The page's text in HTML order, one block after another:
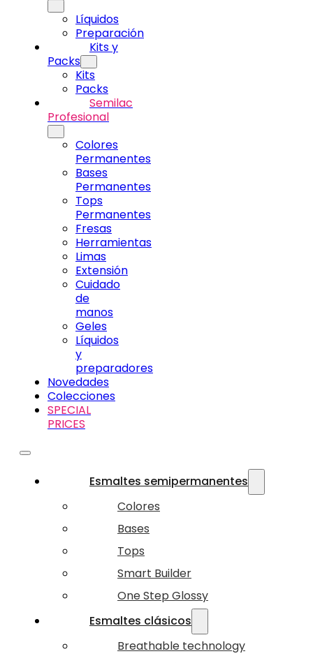
Líquidos
Preparación
Kits y
Packs
Kits
Packs
Semilac
Profesional
Colores
Permanentes
Bases
Permanentes
Tops
Permanentes
Fresas
Herramientas
Limas
Extensión
Cuidado
de
manos
Geles
Líquidos
y
preparadores
Novedades
Colecciones
SPECIAL
PRICES
Esmaltes semipermanentes
Colores
Bases
Tops
Smart Builder
One Step Glossy
Esmaltes clásicos
Breathable technology